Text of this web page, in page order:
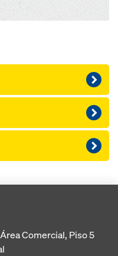
Comercial, Piso 5